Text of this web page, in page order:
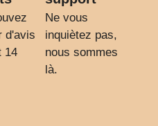
d'avis
14
Ne vous
inquiètez pas,
nous sommes
là.